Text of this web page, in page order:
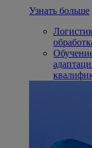
Узнать больше